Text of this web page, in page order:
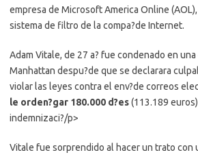
empresa de Microsoft America Online
sistema de filtro de la compa?de Internet.
Adam Vitale, de 27 a? fue condenado en
Manhattan despu?de que se declarara
violar las leyes contra el env?de correos
le orden?gar 180.000 d?es(113.189
indemnizaci?/p>
Vitale fue sorprendido al hacer un trato con